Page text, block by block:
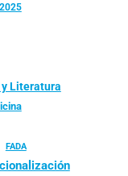
Literatura
FADA